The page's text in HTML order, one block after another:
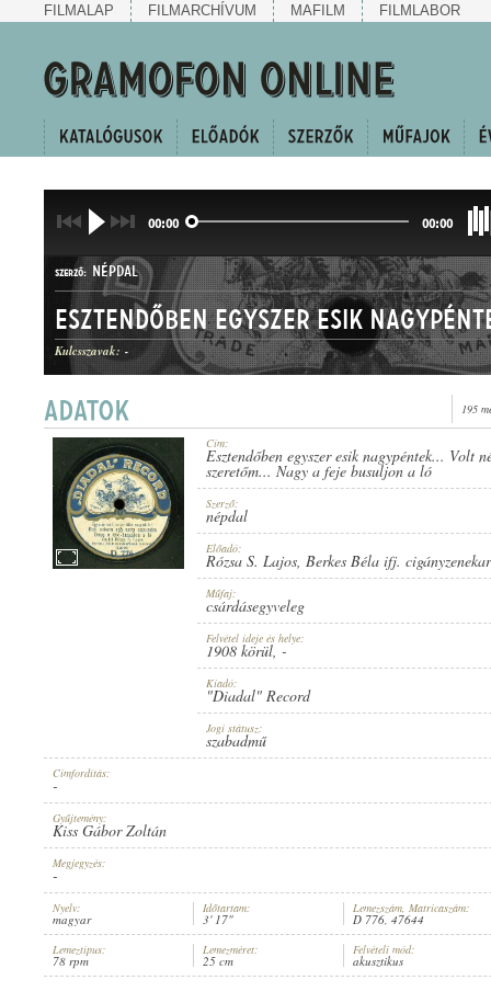
FILMALAP FILMARCHÍVUM MAFILM FILMLABOR
00:00 00:00
SZERZŐ: NÉPDAL
MŰFAJ: CSÁRDÁSEGYVELEG
1908 KÖRÜL
"DIADAL" RECORD
LEMEZSZÁM:
Kulcsszavak: -
195
Cím:
Esztendőben egyszer esik nagypéntek... Volt
szeretőm... Nagy a feje busuljon a ló
Szerző:
népdal
Előadó:
Rózsa S. Lajos, Berkes Béla ifj.
Műfaj:
csárdásegyveleg
Felvétel ideje és helye:
1908 körül, -
Kiadó:
"Diadal" Record
Jogi státusz:
szabadmű
Címfordítás:
-
Gyűjtemény:
Kiss Gábor Zoltán
Megjegyzés:
-
Nyelv:
magyar
Időtartam:
3' 17"
Lemezszám, Matricaszám:
D 776, 47644
Lemeztípus:
78 rpm
Lemezméret:
25 cm
Felvételi mód:
akusztikus